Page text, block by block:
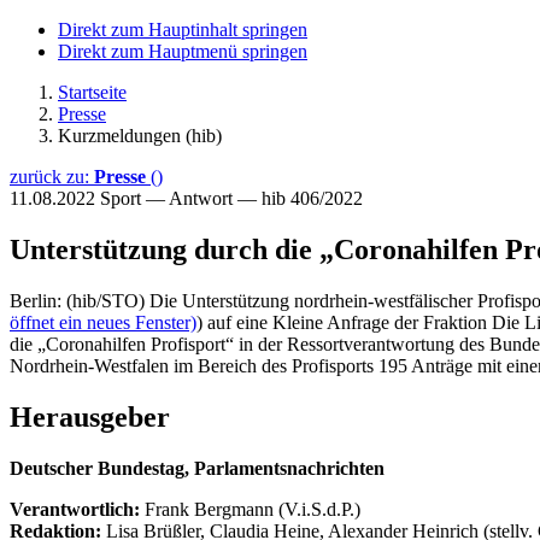
Direkt zum Hauptinhalt springen
Direkt zum Hauptmenü springen
Startseite
Presse
Kurzmeldungen (hib)
zurück zu: Presse ()
11.08.2022 Sport — Antwort — hib 406/2022
Unterstützung durch die „Coronahilfen
Berlin: (hib/STO) Die Unterstützung nordrhein-westfälischer
öffnet ein neues Fenster)) auf eine Kleine Anfrage der Fraktion Die
die „Coronahilfen Profisport“ in der Ressortverantwortung des
Nordrhein-Westfalen im Bereich des Profisports 195 Anträge mit
Herausgeber
Deutscher Bundestag, Parlamentsnachrichten
Verantwortlich: Frank Bergmann (V.i.S.d.P.)
Redaktion: Lisa Brüßler, Claudia Heine, Alexander Heinrich